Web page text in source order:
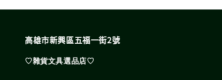
高雄市新興區五福一街2號
♡雜貨文具選品店♡